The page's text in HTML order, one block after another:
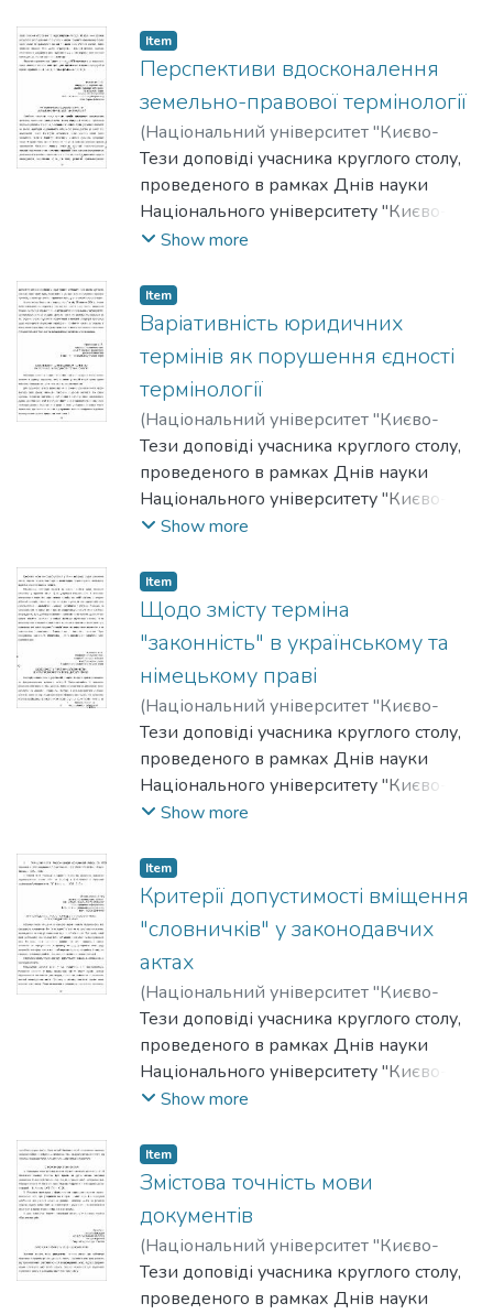
Item
Перспективи вдосконалення
земельно-правової термінології
(Національний університет "Києво-
Могилянська академія" ,2012)
Коваленко, Тетяна
Тези доповіді учасника круглого столу,
проведеного в рамках Днів науки
Національного університету "Києво-
Могилянська академія" на факультеті
Show more
Item
Варіативність юридичних
термінів як порушення єдності
термінології
(Національний університет "Києво-
Могилянська академія" ,2012)
Красницька, Анжела
Тези доповіді учасника круглого столу,
проведеного в рамках Днів науки
Національного університету "Києво-
Могилянська академія" на факультеті
Show more
Item
Щодо змісту терміна
"законність" в українському та
німецькому праві
(Національний університет "Києво-
Могилянська академія" ,2012)
Мінченко, Ольга
Тези доповіді учасника круглого столу,
проведеного в рамках Днів науки
Національного університету "Києво-
Могилянська академія" на факультеті
Show more
Item
Критерії допустимості вміщення
"словничків" у законодавчих
актах
(Національний університет "Києво-
Могилянська академія" ,2012)
Мірошниченко, Анатолій
Тези доповіді учасника круглого столу,
проведеного в рамках Днів науки
Національного університету "Києво-
Могилянська академія" на факультеті
Show more
Item
Змістова точність мови
документів
(Національний університет "Києво-
Могилянська академія" ,2012)Орел, К.
Тези доповіді учасника круглого столу,
проведеного в рамках Днів науки